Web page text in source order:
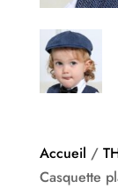
Accueil /
Casquette